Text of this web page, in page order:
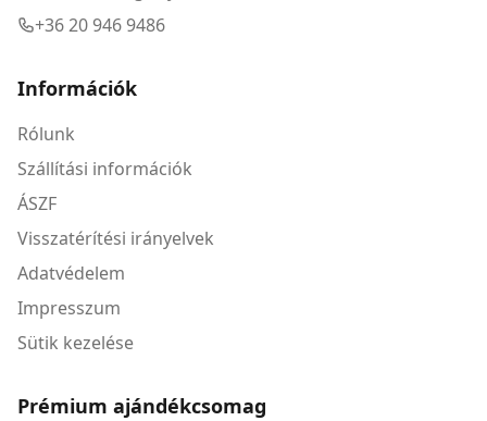
+36 20 946 9486
Információk
Rólunk
Szállítási információk
ÁSZF
Visszatérítési irányelvek
Adatvédelem
Impresszum
Sütik kezelése
Prémium ajándékcsomag